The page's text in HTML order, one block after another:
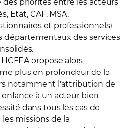
des priorités entre les acteurs
Etat, CAF, MSA,
et professionnels)
départementaux des services
propose alors
plus en profondeur de la
notamment l'attribution de
à un acteur bien
dans tous les cas de
missions de la